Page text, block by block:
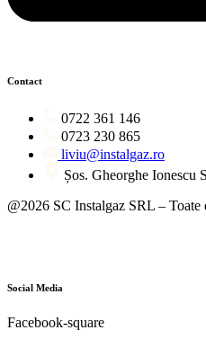
Contact
0722 361 146
0723 230 865
liviu@instalgaz.ro
Șos. Gheorghe Ionescu
@2026 SC Instalgaz SRL – Toate
Social Media
Facebook-square